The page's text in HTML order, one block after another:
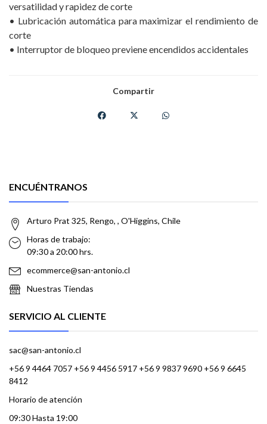
versatilidad y rapidez de corte
• Lubricación automática para maximizar el rendimiento de
corte
• Interruptor de bloqueo previene encendidos accidentales
Compartir
ENCUÉNTRANOS
Arturo Prat 325, Rengo, , O'Higgins, Chile
Horas de trabajo:
09:30 a 20:00 hrs.
ecommerce@san-antonio.cl
Nuestras Tiendas
SERVICIO AL CLIENTE
sac@san-antonio.cl
+56 9 4464 7057 +56 9 4456 5917 +56 9 9837 9690 +56 9 6645
8412
Horario de atención
09:30 Hasta 19:00